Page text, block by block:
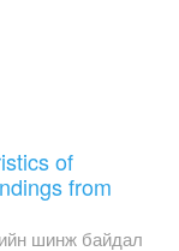
of
from
шинж байдал